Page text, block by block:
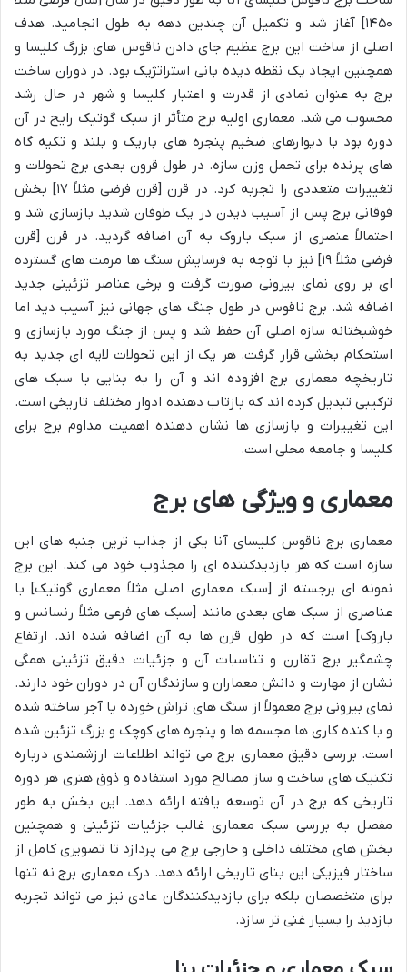
۱۴۵۰] آغاز شد و تکمیل آن چندین دهه به طول انجامید. هدف
اصلی از ساخت این برج عظیم جای دادن ناقوس های بزرگ کلیسا و
همچنین ایجاد یک نقطه دیده بانی استراتژیک بود. در دوران ساخت
برج به عنوان نمادی از قدرت و اعتبار کلیسا و شهر در حال رشد
محسوب می شد. معماری اولیه برج متأثر از سبک گوتیک رایج در آن
دوره بود با دیوارهای ضخیم پنجره های باریک و بلند و تکیه گاه
های پرنده برای تحمل وزن سازه. در طول قرون بعدی برج تحولات و
تغییرات متعددی را تجربه کرد. در قرن [قرن فرضی مثلاً ۱۷] بخش
فوقانی برج پس از آسیب دیدن در یک طوفان شدید بازسازی شد و
احتمالاً عنصری از سبک باروک به آن اضافه گردید. در قرن [قرن
فرضی مثلاً ۱۹] نیز با توجه به فرسایش سنگ ها مرمت های گسترده
ای بر روی نمای بیرونی صورت گرفت و برخی عناصر تزئینی جدید
اضافه شد. برج ناقوس در طول جنگ های جهانی نیز آسیب دید اما
خوشبختانه سازه اصلی آن حفظ شد و پس از جنگ مورد بازسازی و
استحکام بخشی قرار گرفت. هر یک از این تحولات لایه ای جدید به
تاریخچه معماری برج افزوده اند و آن را به بنایی با سبک های
ترکیبی تبدیل کرده اند که بازتاب دهنده ادوار مختلف تاریخی است.
این تغییرات و بازسازی ها نشان دهنده اهمیت مداوم برج برای
کلیسا و جامعه محلی است.
معماری و ویژگی های برج
معماری برج ناقوس کلیسای آنا یکی از جذاب ترین جنبه های این
سازه است که هر بازدیدکننده ای را مجذوب خود می کند. این برج
نمونه ای برجسته از [سبک معماری اصلی مثلاً معماری گوتیک] با
عناصری از سبک های بعدی مانند [سبک های فرعی مثلاً رنسانس و
باروک] است که در طول قرن ها به آن اضافه شده اند. ارتفاع
چشمگیر برج تقارن و تناسبات آن و جزئیات دقیق تزئینی همگی
نشان از مهارت و دانش معماران و سازندگان آن در دوران خود دارند.
نمای بیرونی برج معمولاً از سنگ های تراش خورده یا آجر ساخته شده
و با کنده کاری ها مجسمه ها و پنجره های کوچک و بزرگ تزئین شده
است. بررسی دقیق معماری برج می تواند اطلاعات ارزشمندی درباره
تکنیک های ساخت و ساز مصالح مورد استفاده و ذوق هنری هر دوره
تاریخی که برج در آن توسعه یافته ارائه دهد. این بخش به طور
مفصل به بررسی سبک معماری غالب جزئیات تزئینی و همچنین
بخش های مختلف داخلی و خارجی برج می پردازد تا تصویری کامل از
ساختار فیزیکی این بنای تاریخی ارائه دهد. درک معماری برج نه تنها
برای متخصصان بلکه برای بازدیدکنندگان عادی نیز می تواند تجربه
بازدید را بسیار غنی تر سازد.